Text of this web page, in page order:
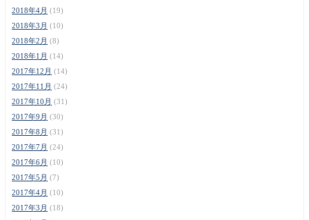
2018年4月 (19)
2018年3月 (10)
2018年2月 (8)
2018年1月 (14)
2017年12月 (14)
2017年11月 (24)
2017年10月 (31)
2017年9月 (30)
2017年8月 (31)
2017年7月 (24)
2017年6月 (10)
2017年5月 (7)
2017年4月 (10)
2017年3月 (18)